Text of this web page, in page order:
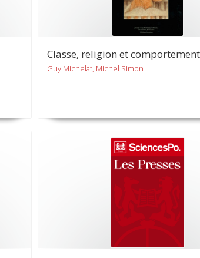
Classe, religion et
Guy Michelat, Michel Simon